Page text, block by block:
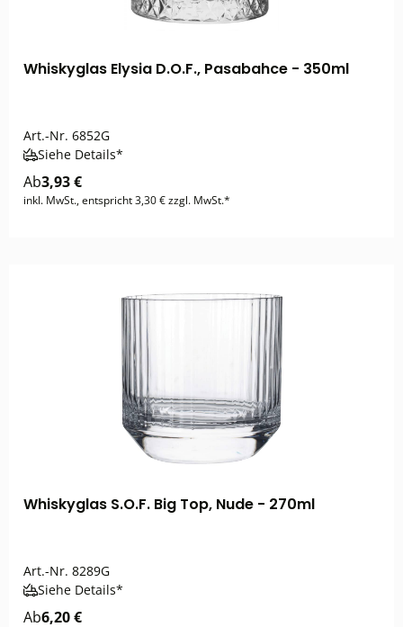
Whiskyglas Elysia D.O.F., Pasabahce - 350ml
Art.-Nr. 6852G
Siehe Details*
Ab3,93 €
inkl. MwSt., entspricht 3,30 € zzgl. MwSt.*
Whiskyglas S.O.F. Big Top, Nude - 270ml
Art.-Nr. 8289G
Siehe Details*
Ab6,20 €